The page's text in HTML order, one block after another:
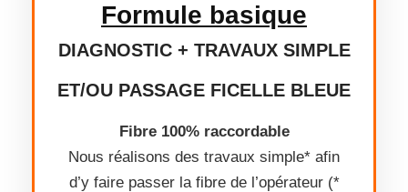
Formule basique
DIAGNOSTIC + TRAVAUX SIMPLE
ET/OU PASSAGE FICELLE BLEUE
Fibre 100% raccordable
Nous réalisons des travaux simple* afin
d’y faire passer la fibre de l’opérateur (*